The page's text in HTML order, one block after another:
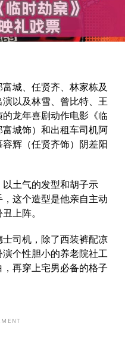
城、任贤齐、林家栋及
以及林雪、曾比特、王
龙年喜剧动作电影《临
城饰）和出租车司机阿
辉（任贤齐饰）阴差阳
土气的发型和胡子示
这个造型是他亲自主动
上阵。
司机，除了西装裤配凉
个性胆小的养老院社工
再穿上宅男必备的格子